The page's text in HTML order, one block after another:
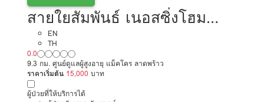
สายใยสัมพันธ์ เนอสซิ่งโฮม
รามอินทรา
EN
TH
0.0
9.3 กม. ศูนย์ดูแลผู้สูงอายุ แม็คโคร ลาดพร้าว
ราคาเริ่มต้น 15,000 บาท
ผู้ป่วยที่ให้บริการได้